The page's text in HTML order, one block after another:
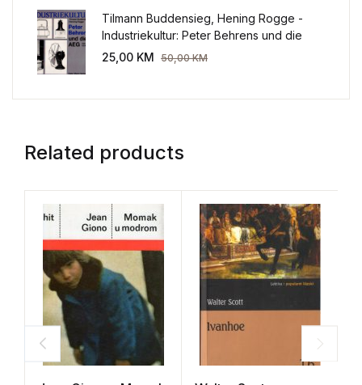
Tilmann Buddensieg, Hening Rogge -
Industriekultur: Peter Behrens und die
AEG 1907-1914.
25,00 KM 50,00KM
Related products